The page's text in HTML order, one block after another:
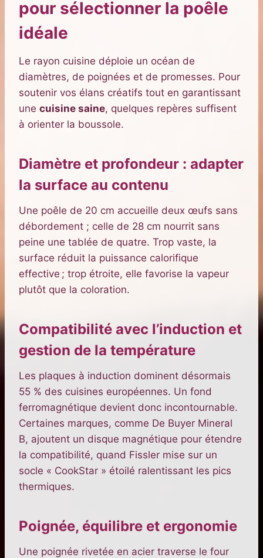
pour sélectionner la poêle
idéale
Le rayon cuisine déploie un océan de
diamètres, de poignées et de promesses. Pour
soutenir vos élans créatifs tout en garantissant
une cuisine saine, quelques repères suffisent
à orienter la boussole.
Diamètre et profondeur : adapter
la surface au contenu
Une poêle de 20 cm accueille deux œufs sans
débordement ; celle de 28 cm nourrit sans
peine une tablée de quatre. Trop vaste, la
surface réduit la puissance calorifique
effective ; trop étroite, elle favorise la vapeur
plutôt que la coloration.
Compatibilité avec l’induction et
gestion de la température
Les plaques à induction dominent désormais
55 % des cuisines européennes. Un fond
ferromagnétique devient donc incontournable.
Certaines marques, comme De Buyer Mineral
B, ajoutent un disque magnétique pour étendre
la compatibilité, quand Fissler mise sur un
socle « CookStar » étoilé ralentissant les pics
thermiques.
Poignée, équilibre et ergonomie
Une poignée rivetée en acier traverse le four